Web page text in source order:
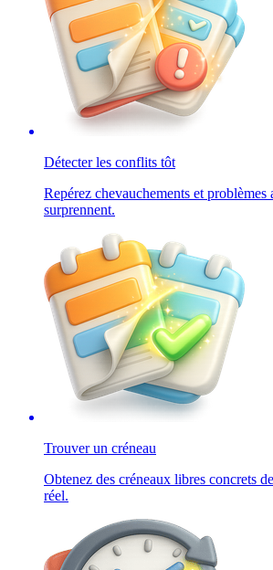
Détecter les conflits tôt
Repérez chevauchements et problèmes
surprennent.
Trouver un créneau
Obtenez des créneaux libres concrets
réel.